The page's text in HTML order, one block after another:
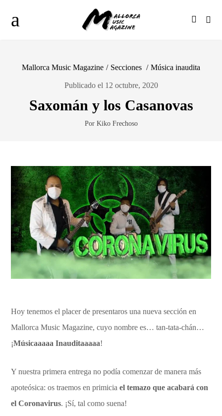
Mallorca Music Magazine / Secciones / Música inaudita
Publicado el 12 octubre, 2020
Saxomán y los Casanovas
Por Kiko Frechoso
Hoy tenemos el placer de presentaros una nueva sección en
Mallorca Music Magazine, cuyo nombre es… tan-tata-chán…
¡Músicaaaaa Inauditaaaaa!
Y nuestra primera entrega no podía comenzar de manera más
apoteósica: os traemos en primiciael temazo que acabará con
el Coronavirus. ¡Sí, tal como suena!